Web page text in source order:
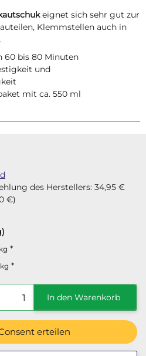
eignet sich sehr gut zur
Klemmstellen auch in
60 bis 80 Minuten
und
mit ca. 550 ml
des Herstellers: 34,95 €
€)
*
*
In den Warenkorb
erteilen